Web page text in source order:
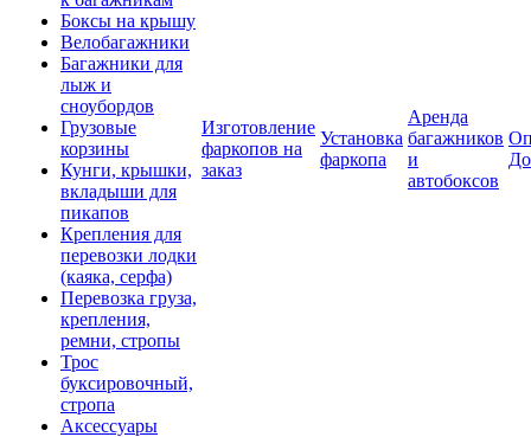
Боксы на крышу
Велобагажники
Багажники для
лыж и
сноубордов
Грузовые
корзины
Кунги, крышки,
вкладыши для
пикапов
Крепления для
перевозки лодки
(каяка, серфа)
Перевозка груза,
крепления,
ремни, стропы
Трос
буксировочный,
стропа
Аксессуары
Изготовление
фаркопов на
заказ
Установка
фаркопа
Аренда
багажников
и
автобоксов